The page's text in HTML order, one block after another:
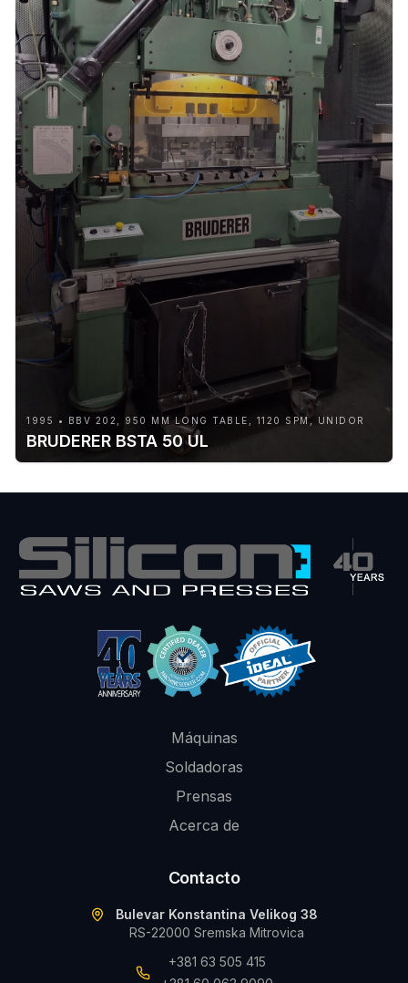
1995 • BBV 202, 950 MM LONG TABLE, 1120 SPM, UNIDOR
BRUDERER BSTA 50 UL
Máquinas
Soldadoras
Prensas
Acerca de
Contacto
Bulevar Konstantina Velikog 38
RS-22000 Sremska Mitrovica
+381 63 505 415